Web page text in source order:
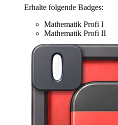
Erhalte folgende Badges:
Mathematik Profi I
Mathematik Profi II